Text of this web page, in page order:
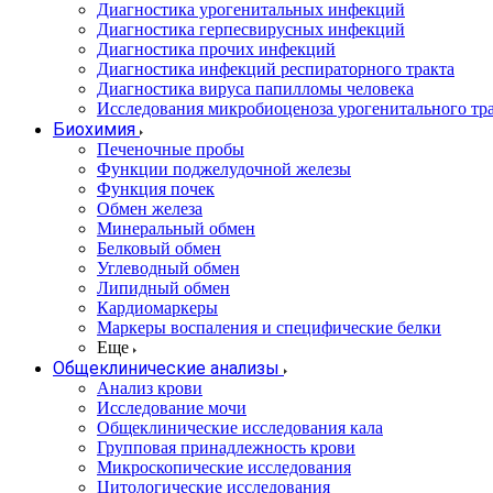
Диагностика урогенитальных инфекций
Диагностика герпесвирусных инфекций
Диагностика прочих инфекций
Диагностика инфекций респираторного тракта
Диагностика вируса папилломы человека
Исследования микробиоценоза урогенитального
Биохимия
Печеночные пробы
Функции поджелудочной железы
Функция почек
Обмен железа
Минеральный обмен
Белковый обмен
Углеводный обмен
Липидный обмен
Кардиомаркеры
Маркеры воспаления и специфические белки
Еще
Общеклинические анализы
Анализ крови
Исследование мочи
Общеклинические исследования кала
Групповая принадлежность крови
Микроскопические исследования
Цитологические исследования